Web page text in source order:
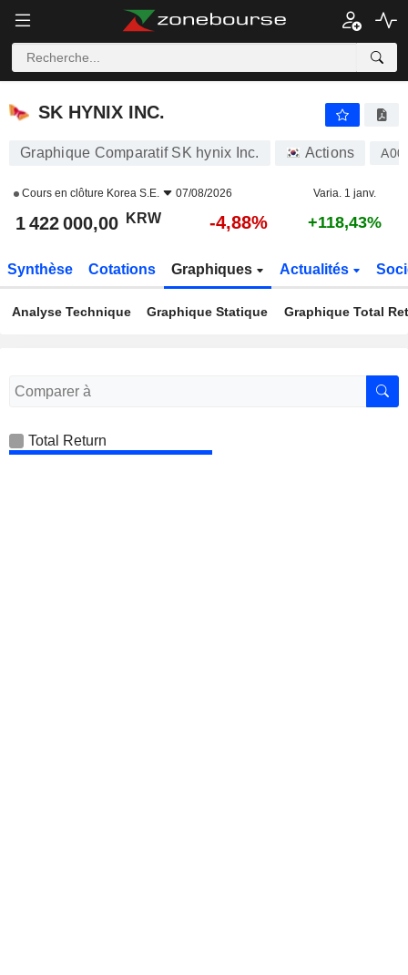
SK HYNIX INC.
SK HYNIX INC.
Graphique Comparatif SK hynix Inc. Actions
Cours en clôture Korea S.E. 07/08/2026 Varia. 1 janv.
1 422 000,00 KRW -4,88% +118,43%
Synthèse Cotations Graphiques Actualités
Analyse Technique Graphique Statique Graphique Total
Total Return